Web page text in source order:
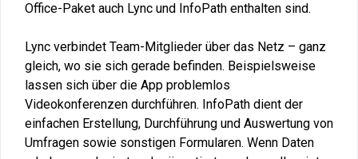
Office-Paket auch Lync und InfoPath enthalten sind.
Lync verbindet Team-Mitglieder über das Netz – ganz
gleich, wo sie sich gerade befinden. Beispielsweise
lassen sich über die App problemlos
Videokonferenzen durchführen. InfoPath dient der
einfachen Erstellung, Durchführung und Auswertung von
Umfragen sowie sonstigen Formularen. Wenn Daten